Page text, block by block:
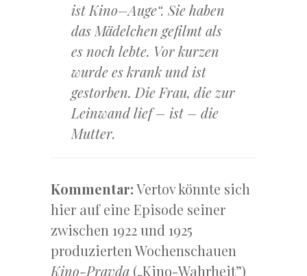
ist Kino–Auge“. Sie haben
das Mädelchen gefilmt als
es noch lebte. Vor kurzen
wurde es krank und ist
gestorben. Die Frau, die zur
Leinwand lief – ist – die
Mutter.
Kommentar:Vertov könnte sich
hier auf eine Episode seiner
zwischen 1922 und 1925
produzierten Wochenschauen
Kino-Pravda („Kino-Wahrheit”)